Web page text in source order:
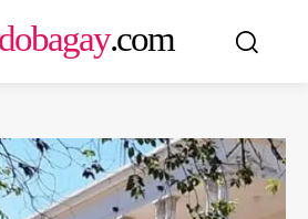
.com